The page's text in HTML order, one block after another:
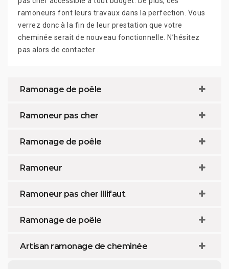
ramoneurs font leurs travaux dans la perfection. Vous
verrez donc à la fin de leur prestation que votre
cheminée serait de nouveau fonctionnelle. N’hésitez
pas alors de contacter .
Ramonage de poêle
Ramoneur pas cher
Ramonage de poêle
Ramoneur
Ramoneur pas cher Illifaut
Ramonage de poêle
Artisan ramonage de cheminée